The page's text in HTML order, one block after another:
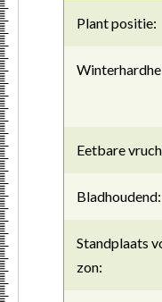
Plant positie:
Eetbare
Bladhoudend:
Standplaats
zon: